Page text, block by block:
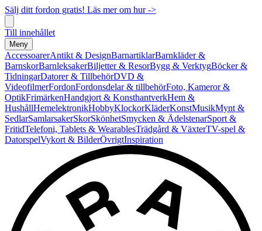
Sälj ditt fordon gratis! Läs mer om hur ->
Till innehållet
Meny
AccessoarerAntikt & DesignBarnartiklarBarnkläder &
BarnskorBarnleksakerBiljetter & ResorBygg & VerktygBöcker &
TidningarDatorer & TillbehörDVD &
VideofilmerFordonFordonsdelar & tillbehörFoto, Kameror &
OptikFrimärkenHandgjort & KonsthantverkHem &
HushållHemelektronikHobbyKlockorKläderKonstMusikMynt &
SedlarSamlarsakerSkorSkönhetSmycken & ÄdelstenarSport &
FritidTelefoni, Tablets & WearablesTrädgård & VäxterTV-spel &
DatorspelVykort & BilderÖvrigtInspiration